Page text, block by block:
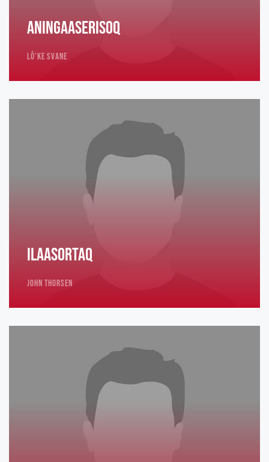
Aningaaserisoq
Lô’ke Svane
Ilaasortaq
John Thorsen